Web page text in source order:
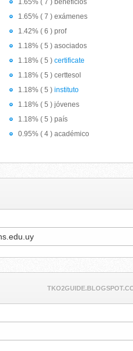
1.65% ( 7 ) beneficios
1.65% ( 7 ) exámenes
1.42% ( 6 ) prof
1.18% ( 5 ) asociados
1.18% ( 5 ) certificate
1.18% ( 5 ) certtesol
1.18% ( 5 ) instituto
1.18% ( 5 ) jóvenes
1.18% ( 5 ) país
0.95% ( 4 ) académico